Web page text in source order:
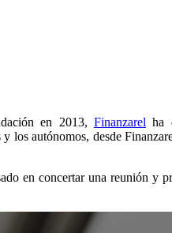
en 2013, Finanzarel ha
los autónomos, desde
en concertar una reunión